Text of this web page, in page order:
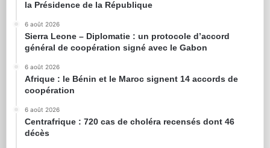
la Présidence de la République
6 août 2026
Sierra Leone – Diplomatie : un protocole d’accord
général de coopération signé avec le Gabon
6 août 2026
Afrique : le Bénin et le Maroc signent 14 accords de
coopération
6 août 2026
Centrafrique : 720 cas de choléra recensés dont 46
décès